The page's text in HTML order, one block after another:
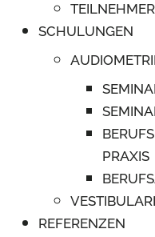
SCHULUNGEN
PRAXIS
REFERENZEN